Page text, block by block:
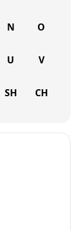
N O
U V
SH CH